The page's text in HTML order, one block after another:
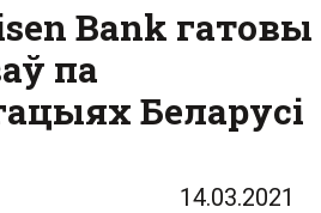
Bank гатовы
па
Беларусі
14.03.2021